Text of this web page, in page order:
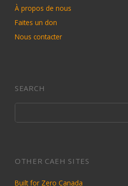
À propos de nous
Faites un don
Nous contacter
SEARCH
OTHER CAEH SITES
Built for Zero Canada